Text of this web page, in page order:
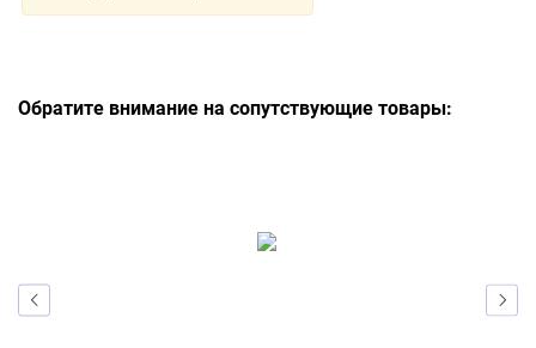
Обратите внимание на сопутствующие товары: